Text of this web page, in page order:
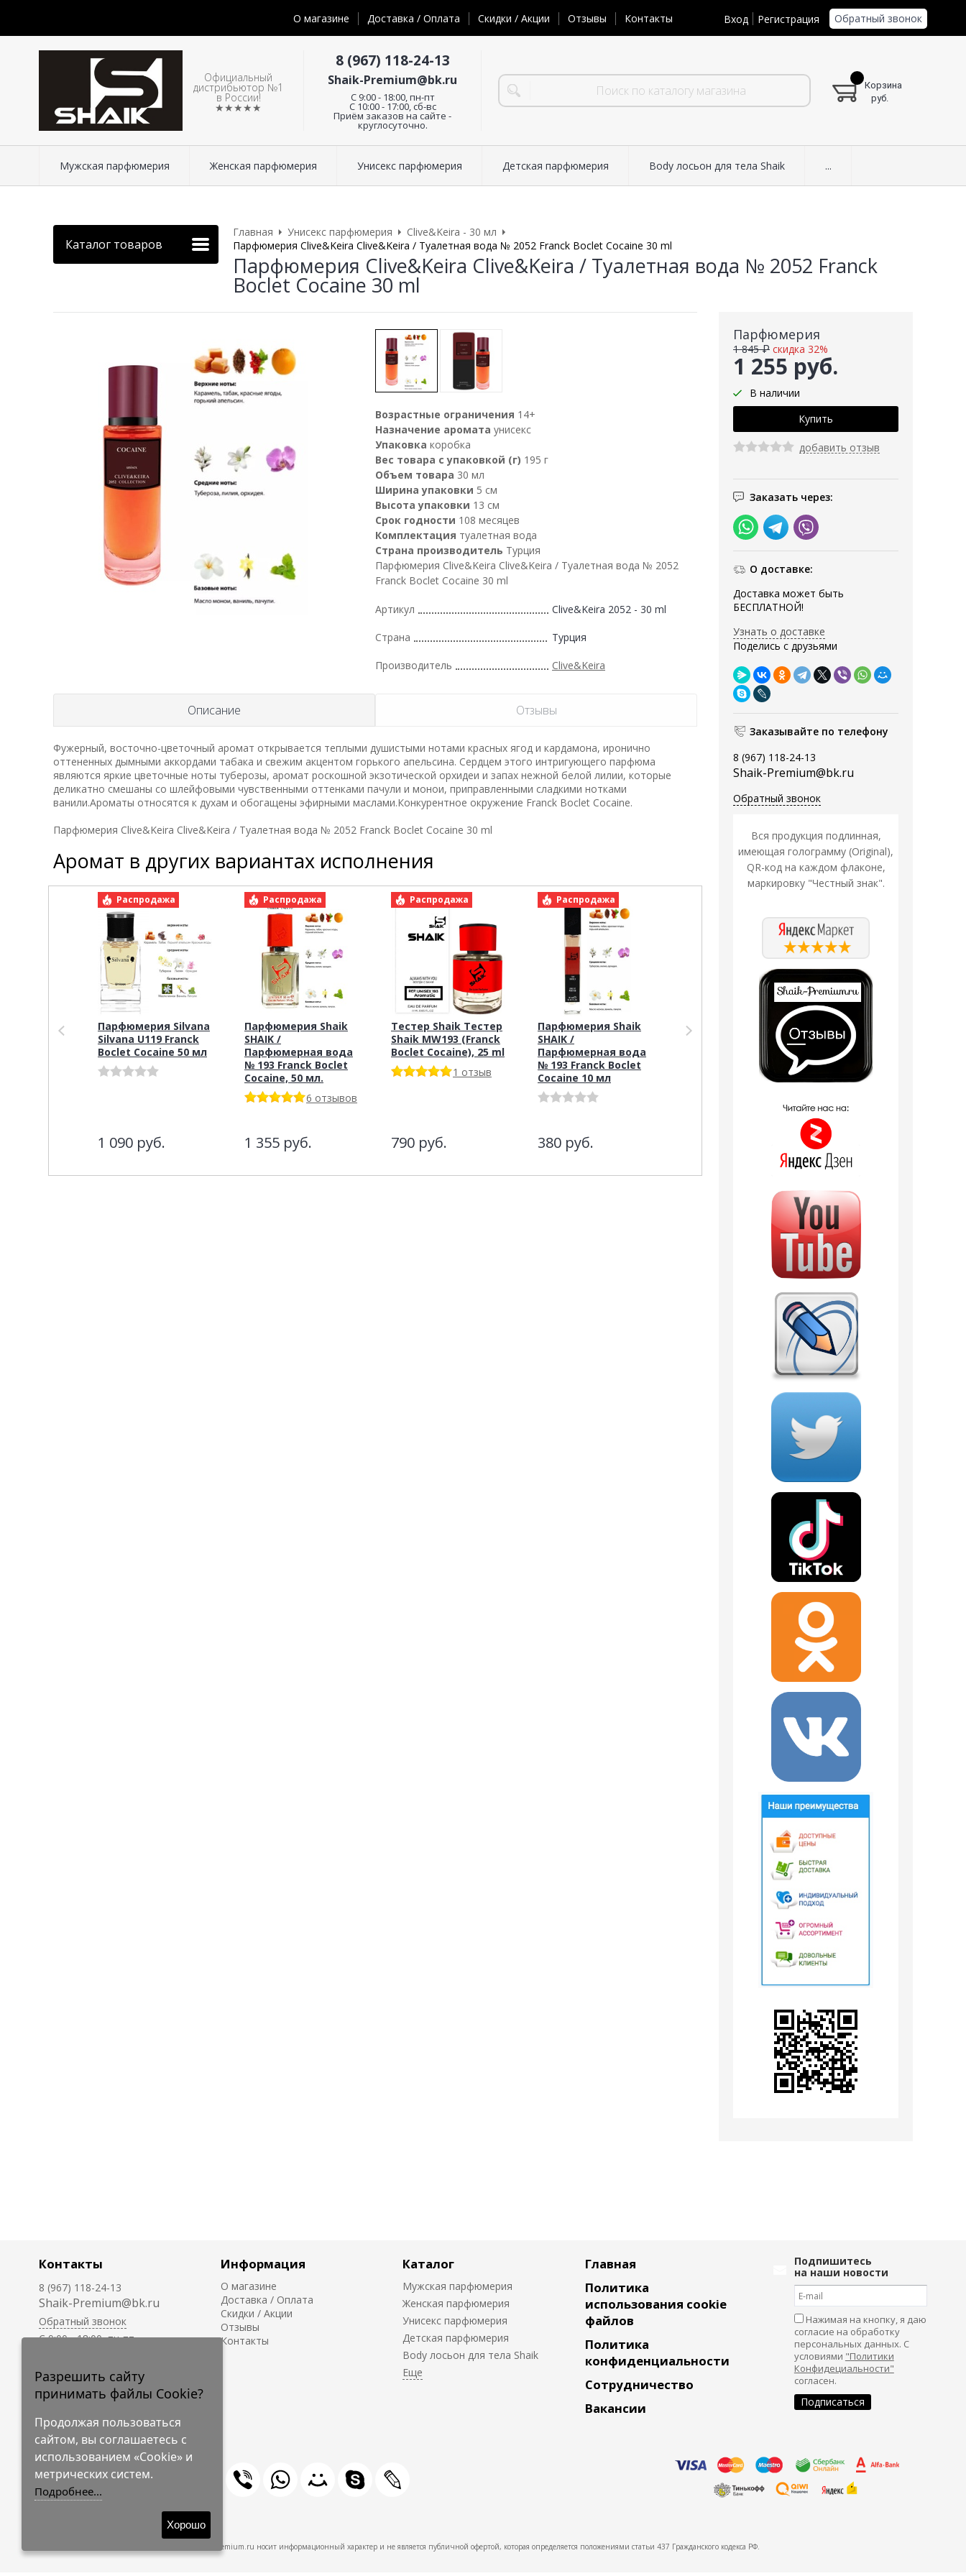
О магазине Доставка / Оплата Скидки / Акции Отзывы Контакты Вход Регистрация Обратный звонок
Официальный
дистрибьютор №1
в России!
★★★★★
8 (967) 118-24-13
Shaik-Premium@bk.ru
C 9:00 - 18:00, пн-пт
С 10:00 - 17:00, сб-вс
Приём заказов на сайте -
круглосуточно.
Корзина
руб.
Мужская парфюмерия Женская парфюмерия Унисекс парфюмерия Детская парфюмерия Body лосьон для тела Shaik ...
Каталог товаров
Главная Унисекс парфюмерия
Clive&Keira - 30 мл
Парфюмерия Clive&Keira Clive&Keira / Туалетная вода № 2052 Franck Boclet Cocaine 30 ml
Парфюмерия Clive&Keira Clive&Keira / Туалетная вода № 2052 Franck
Boclet Cocaine 30 ml
Парфюмерия
1 255 руб.
1 845 ₽ скидка 32%
В наличии
добавить отзыв
Заказать через:
О доставке:
Доставка может быть
БЕСПЛАТНОЙ!
Узнать о доставке
Поделись с друзьями
Заказывайте по телефону
8 (967) 118-24-13
Shaik-Premium@bk.ru
Обратный звонок
Вся продукция подлинная,
имеющая голограмму (Original),
QR-код на каждом флаконе,
маркировку "Честный знак".
Возрастные ограничения 14+
Назначение аромата унисекс
Упаковка коробка
Вес товара с упаковкой (г) 195 г
Объем товара 30 мл
Ширина упаковки 5 см
Высота упаковки 13 см
Срок годности 108 месяцев
Комплектация туалетная вода
Страна производитель Турция
Парфюмерия Clive&Keira Clive&Keira / Туалетная вода № 2052
Franck Boclet Cocaine 30 ml
Артикул Clive&Keira 2052 - 30 ml
Страна Турция
Производитель Clive&Keira
Описание Отзывы
Фужерный, восточно-цветочный аромат открывается теплыми душистыми нотами красных ягод и кардамона, иронично
оттененных дымными аккордами табака и свежим акцентом горького апельсина. Сердцем этого интригующего парфюма
являются яркие цветочные ноты туберозы, аромат роскошной экзотической орхидеи и запах нежной белой лилии, которые
деликатно смешаны со шлейфовыми чувственными оттенками пачули и монои, приправленными сладкими нотками
ванили.Ароматы относятся к духам и обогащены эфирными маслами.Конкурентное окружение Franck Boclet Cocaine.
Парфюмерия Clive&Keira Clive&Keira / Туалетная вода № 2052 Franck Boclet Cocaine 30 ml
Аромат в других вариантах исполнения
Распродажа
Парфюмерия Silvana
Silvana U119 Franck
Boclet Cocaine 50 мл
1 090 руб.
Распродажа
Парфюмерия Shaik
SHAIK /
Парфюмерная вода
№ 193 Franck Boclet
Cocaine, 50 мл.
6 отзывов
1 355 руб.
Распродажа
Тестер Shaik Тестер
Shaik MW193 (Franck
Boclet Cocaine), 25 ml
1 отзыв
790 руб.
Распродажа
Парфюмерия Shaik
SHAIK /
Парфюмерная вода
№ 193 Franck Boclet
Cocaine 10 мл
380 руб.
Парфюмерия Shaik
SHAIK /
Парфюмерная вода
№ 193 Franck Boclet
Cocaine, 20 мл.
Парфюмерия Shaik
Shaik MW193 (Franck
Boclet Cocaine), 50 ml
NEW
1 406
Контакты
8 (967) 118-24-13
Shaik-Premium@bk.ru
Обратный звонок
C 9:00 - 18:00, пн-пт
круглосуточно.
Информация
О магазине
Доставка / Оплата
Скидки / Акции
Отзывы
Контакты
Каталог
Мужская парфюмерия
Женская парфюмерия
Унисекс парфюмерия
Детская парфюмерия
Body лосьон для тела Shaik
Главная
Политика
использования cookie
файлов
Политика
конфиденциальности
Сотрудничество
Вакансии
Подпишитесь
на наши новости
Нажимая на кнопку, я даю
согласие на обработку
персональных данных. С
условиями "Политики
Конфидециальности"
согласен.
© 2009-2026 Shaik-Premium
Shaik-Premium.ru носит информационный характер и не является публичной офертой, которая определяется положениями статьи 437 Гражданского кодекса РФ.
Разрешить сайту
принимать файлы Cookie?
Продолжая пользоваться
сайтом, вы соглашаетесь с
использованием «Cookie» и
метрических систем.
Подробнее...
Хорошо